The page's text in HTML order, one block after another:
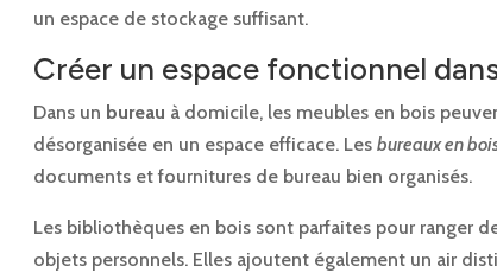
un espace de stockage suffisant.
Créer un espace fonctionnel
Dans un bureau à domicile, les meubles en bois
désorganisée en un espace efficace. Lesbureaux en
documents et fournitures de bureau bien organisés.
Les bibliothèques en bois sont parfaites pour ranger
objets personnels. Elles ajoutent également un air